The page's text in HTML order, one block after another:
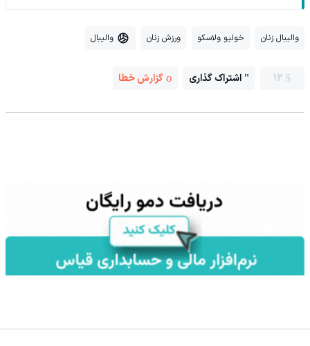
والیبال زنان خولیو ولاسکو ورزش زنان والیبال
12 اشتراک گذاری گزارش خطا